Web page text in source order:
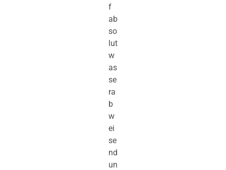
f
ab
so
lut
w
as
se
ra
b
w
ei
se
nd
un